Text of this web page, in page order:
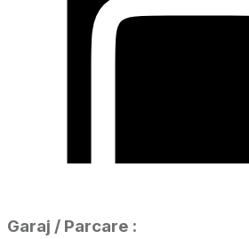
Garaj / Parcare :